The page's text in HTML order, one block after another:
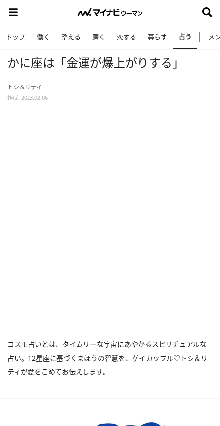
トップ 働く 整える 磨く 恋する 暮らす 占う メ
かに座は「金運が爆上がりする」
トシ＆リティ
作成: 2023.02.06
コスモ占いとは、タイムリーな宇宙にあやかるスピリチュアルな
占い。12星座に基づくまほうの智慧を、ゲイカップル♡トシ＆リ
ティが愛をこめてお伝えします。